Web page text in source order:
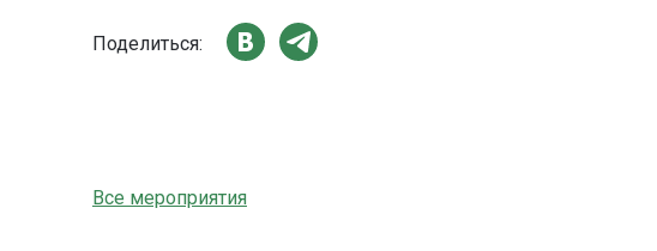
Поделиться:
Все мероприятия